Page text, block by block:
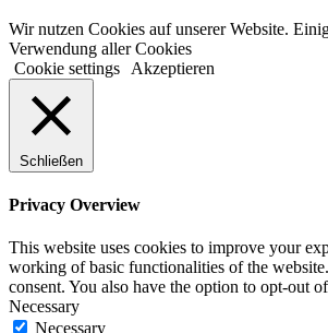
Wir nutzen Cookies auf unserer Website.
Verwendung aller Cookies
Cookie settings
Akzeptieren
Schließen
Privacy Overview
This website uses cookies to improve your
working of basic functionalities of the
consent. You also have the option to opt-out
Necessary
Necessary